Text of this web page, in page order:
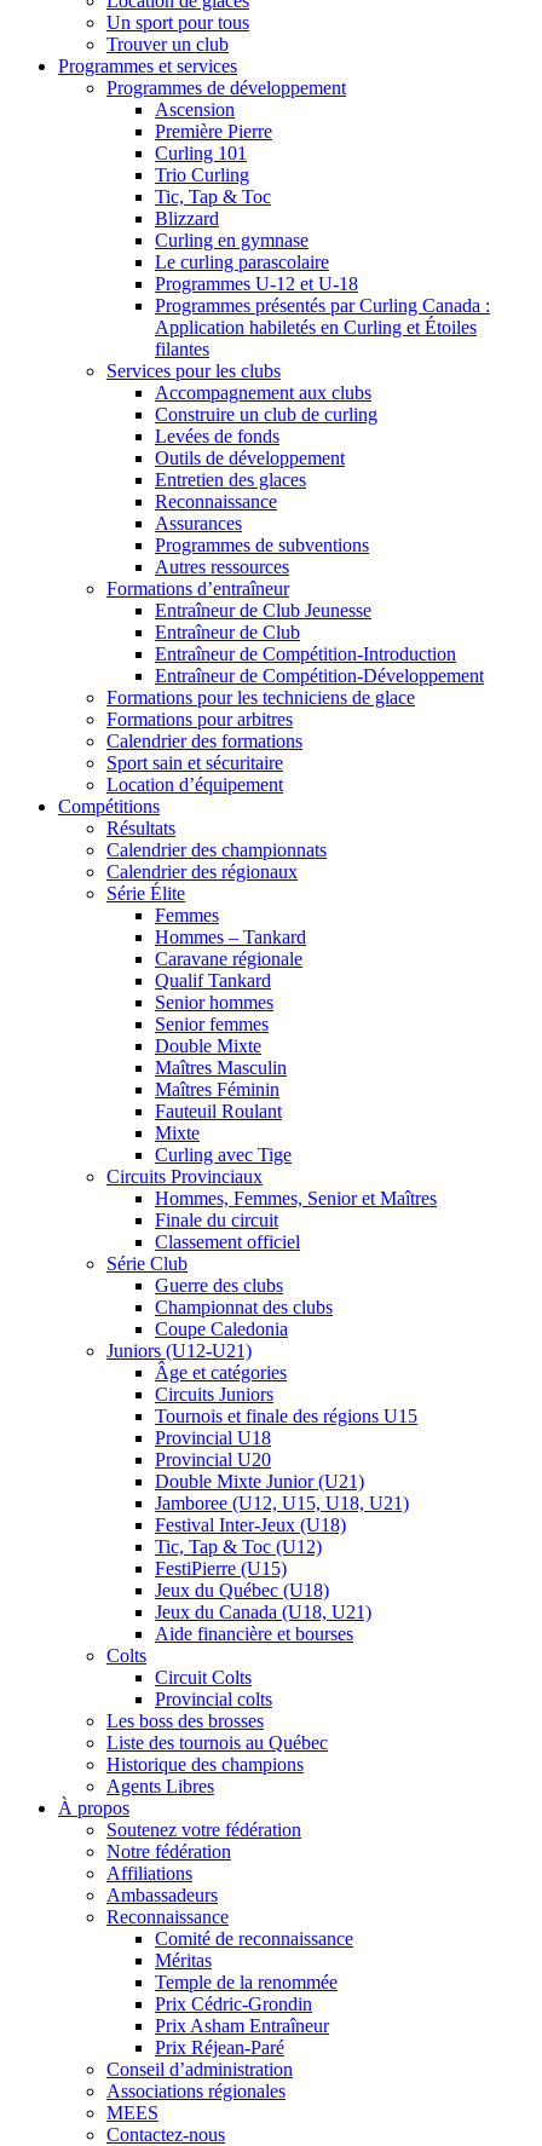
Un sport pour tous
Trouver un club
Programmes et services
Programmes de développement
Ascension
Première Pierre
Curling 101
Trio Curling
Tic, Tap & Toc
Blizzard
Curling en gymnase
Le curling parascolaire
Programmes U-12 et U-18
Programmes présentés par Curling Canada :
Application habiletés en Curling et Étoiles
filantes
Services pour les clubs
Accompagnement aux clubs
Construire un club de curling
Levées de fonds
Outils de développement
Entretien des glaces
Reconnaissance
Assurances
Programmes de subventions
Autres ressources
Formations d’entraîneur
Entraîneur de Club Jeunesse
Entraîneur de Club
Entraîneur de Compétition-Introduction
Entraîneur de Compétition-Développement
Formations pour les techniciens de glace
Formations pour arbitres
Calendrier des formations
Sport sain et sécuritaire
Location d’équipement
Compétitions
Résultats
Calendrier des championnats
Calendrier des régionaux
Série Élite
Femmes
Hommes – Tankard
Caravane régionale
Qualif Tankard
Senior hommes
Senior femmes
Double Mixte
Maîtres Masculin
Maîtres Féminin
Fauteuil Roulant
Mixte
Curling avec Tige
Circuits Provinciaux
Hommes, Femmes, Senior et Maîtres
Finale du circuit
Classement officiel
Série Club
Guerre des clubs
Championnat des clubs
Coupe Caledonia
Juniors (U12-U21)
Âge et catégories
Circuits Juniors
Tournois et finale des régions U15
Provincial U18
Provincial U20
Double Mixte Junior (U21)
Jamboree (U12, U15, U18, U21)
Festival Inter-Jeux (U18)
Tic, Tap & Toc (U12)
FestiPierre (U15)
Jeux du Québec (U18)
Jeux du Canada (U18, U21)
Aide financière et bourses
Colts
Circuit Colts
Provincial colts
Les boss des brosses
Liste des tournois au Québec
Historique des champions
Agents Libres
À propos
Soutenez votre fédération
Notre fédération
Affiliations
Ambassadeurs
Reconnaissance
Comité de reconnaissance
Méritas
Temple de la renommée
Prix Cédric-Grondin
Prix Asham Entraîneur
Prix Réjean-Paré
Conseil d’administration
Associations régionales
MEES
Contactez-nous